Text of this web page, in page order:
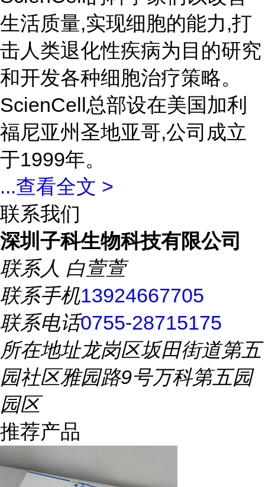
生活质量,实现细胞的能力,打
击人类退化性疾病为目的研究
和开发各种细胞治疗策略。
ScienCell总部设在美国加利
福尼亚州圣地亚哥,公司成立
于1999年。
...查看全文 >
联系我们
深圳子科生物科技有限公司
联系人 白萱萱
联系手机13924667705
联系电话0755-28715175
所在地址龙岗区坂田街道第五
园社区雅园路9号万科第五园
园区
推荐产品